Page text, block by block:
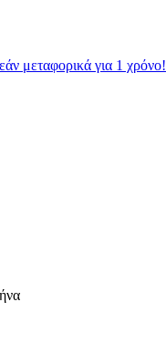
μεταφορικά για 1 χρόνο!